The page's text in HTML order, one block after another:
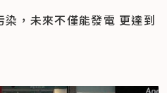
，未來不僅能發電 更達到